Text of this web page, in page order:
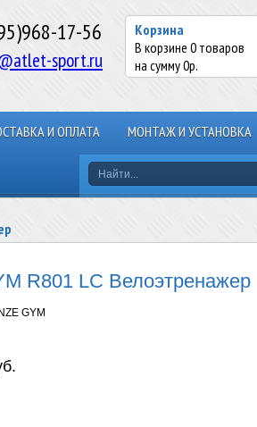
Корзина
В корзине 0 товаров
на сумму0р.
17-56
sport.ru
И ОПЛАТА МОНТАЖ И УСТАНОВКА
R801 LC Велоэтренажер
GYM